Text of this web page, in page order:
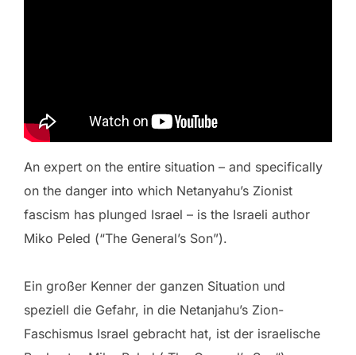
An expert on the entire situation – and specifically
on the danger into which Netanyahu’s Zionist
fascism has plunged Israel – is the Israeli author
Miko Peled (“The General’s Son”).
Ein großer Kenner der ganzen Situation und
speziell die Gefahr, in die Netanjahu’s Zion-
Faschismus Israel gebracht hat, ist der israelische